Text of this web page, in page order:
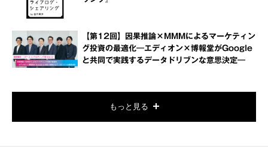
【第12回】因果推論×MMMによるマーケティン
グ投資の最適化―エディオン×博報堂がGoogle
と共同で実践するデータドリブンな意思決定―
もっと見る